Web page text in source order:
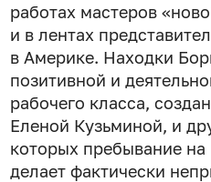
работах мастеров
и в лентах
в Америке. Находки
позитивной и
рабочего класса,
Еленой Кузьминой, и
которых пребывание
делает фактически